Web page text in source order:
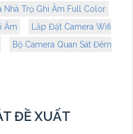
Nhà Trọ Ghi Âm Full Color
Âm
Lắp Đặt Camera Wifi
Bộ Camera Quan Sát Đêm
ĐỀ XUẤT